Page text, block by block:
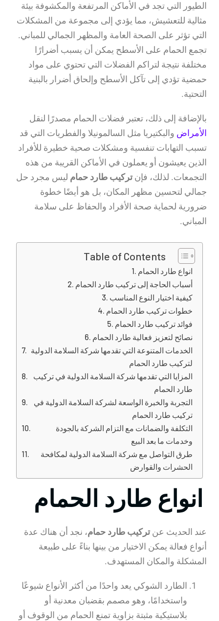
الطيور التي تجد في الأماكن المرتفعة والمكشوفة بيئة
مثالية للتعشيش، مما يؤدي إلى مجموعة من المشكلات
التي تؤثر على الصحة العامة والمظهر الجمالي للمباني.
تجمع الحمام على الأسطح يمكن أن يسبب أضرارًا
مختلفة نتيجة لتراكم الفضلات التي تحتوي على مواد
حمضية تؤدي إلى تآكل الأسطح وإلحاق أضرار بالبنية
التحتية.
بالإضافة إلى ذلك، تعتبر فضلات الحمام مصدرًا لنقل
الأمراض والبكتيريا مثل السالمونيلا والفطريات التي قد
تسبب التهابات تنفسية ومشكلات صحية خطيرة للأفراد
الذين يعيشون أو يعملون في الأماكن القريبة من هذه
التجمعات. لذلك، فإن تركيب طارد حمام ليس مجرد حل
جمالي لتحسين مظهر المكان، بل هو أيضًا خطوة
ضرورية لحماية صحة الأفراد والحفاظ على سلامة
المباني.
Table of Contents
انواع طارد الحمام
أسباب الحاجة إلى تركيب طارد الحمام
كيفية اختيار النوع المناسب
خطوات تركيب طارد الحمام
فوائد تركيب طارد الحمام
نصائح لتعزيز فعالية طارد الحمام
الخدمات المتنوعة التي تقدمها شركة السلامة الدولية
لتركيب طارد الحمام
المزايا التي تقدمها شركة السلامة الدولية في تركيب
طارد الحمام
التجربة والخبرة الواسعة لشركة السلامة الدولية في
تركيب طارد الحمام
التكلفة والضمانات مع التزام الشركة بالجودة
وخدمات ما بعد البيع
طرق التواصل مع شركة السلامة الدولية لمكافحة
الحشرات والقوارض
انواع طارد الحمام
عند الحديث عن تركيب طارد حمام، نجد أن هناك عدة
أنواع فعالة يمكن الاختيار من بينها بناءً على طبيعة
المشكلة والمكان المستهدف.
الطارد الشوكي يعد واحدًا من أكثر الأنواع شيوعًا
واستخدامًا، وهو مصمم بقضبان معدنية أو
بلاستيكية مثبتة بزاوية تمنع الحمام من الوقوف أو